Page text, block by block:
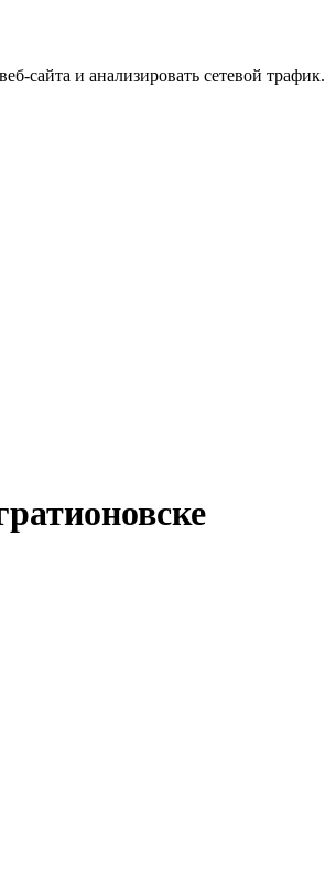
сайта и анализировать сетевой трафик.